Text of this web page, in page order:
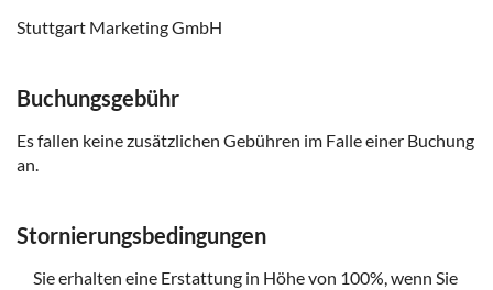
Stuttgart Marketing GmbH
Buchungsgebühr
Es fallen keine zusätzlichen Gebühren im Falle einer Buchung
an.
Stornierungsbedingungen
Sie erhalten eine Erstattung in Höhe von 100%, wenn Sie